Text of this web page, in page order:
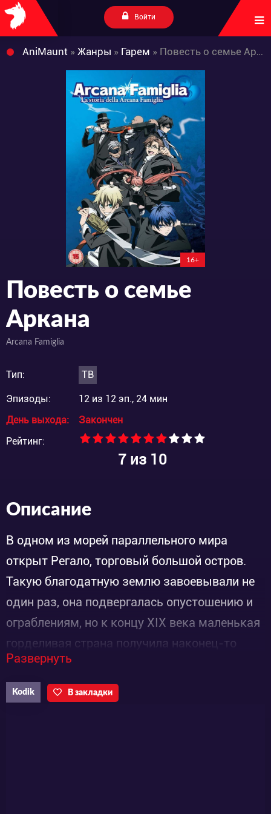
Войти
AniMaunt » Жанры » Гарем » Повесть о семье Аркана
16+
Повесть о семье
Аркана
Arcana Famiglia
Тип: ТВ
Эпизоды:
12 из 12 эп., 24 мин
День выхода:
Закончен
Рейтинг:
7из 10
Описание
В одном из морей параллельного мира
открыт Регало, торговый большой остров.
Такую благодатную землю завоевывали не
один раз, она подвергалась опустошению и
ограблениям, но к концу ХIХ века маленькая
горделивая страна получила наконец-то
независимость. Следит за порядком на
острове и правит им не князь и не король, а
мафиозная семья! Семья Аркана – пример
Развернуть
Kodik В закладки